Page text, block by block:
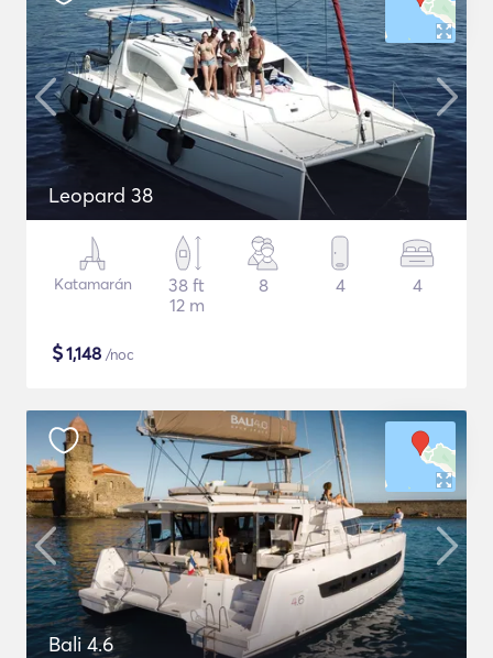
Leopard 38
Katamarán
38 ft
12 m
8 4 4
$1,148 /noc
Bali 4.6